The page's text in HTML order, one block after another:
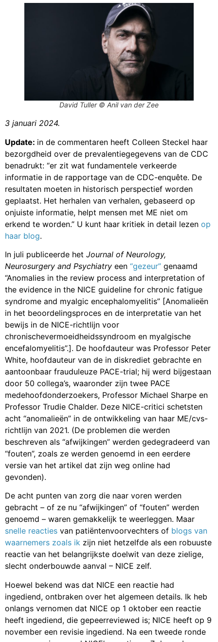
David Tuller © Anil van der Zee
3 januari 2024.
Update: in de commentaren heeft Colleen Steckel haar
bezorgdheid over de prevalentiegegevens van de CDC
benadrukt: “er zit wat fundamentele verkeerde
informatie in de rapportage van de CDC-enquête. De
resultaten moeten in historisch perspectief worden
geplaatst. Het herhalen van verhalen, gebaseerd op
onjuiste informatie, helpt mensen met ME niet om
erkend te worden.” U kunt haar kritiek in detail lezen op
haar blog.
In juli publiceerde het Journal of Neurology,
Neurosurgery and Psychiatry een “gezeur” genaamd
“Anomalies in the review process and interpretation of
the evidence in the NICE guideline for chronic fatigue
syndrome and myalgic encephalomyelitis” [Anomalieën
in het beoordelingsproces en de interpretatie van het
bewijs in de NICE-richtlijn voor
chronischevermoeidheidssyndroom en myalgische
encefalomyelitis”.]. De hoofdauteur was Professor Peter
White, hoofdauteur van de in diskrediet gebrachte en
aantoonbaar frauduleuze PACE-trial; hij werd bijgestaan
door 50 collega’s, waaronder zijn twee PACE
medehoofdonderzoekers, Professor Michael Sharpe en
Professor Trudie Chalder. Deze NICE-critici schetsten
acht “anomalieën” in de ontwikkeling van haar ME/cvs-
richtlijn van 2021. (De problemen die werden
beschreven als “afwijkingen” werden gedegradeerd van
“fouten”, zoals ze werden genoemd in een eerdere
versie van het artikel dat zijn weg online had
gevonden).
De acht punten van zorg die naar voren werden
gebracht – of ze nu “afwijkingen” of “fouten” werden
genoemd – waren gemakkelijk te weerleggen. Maar
snelle reacties van patiëntenvoorvechters of blogs van
waarnemers zoals ik zijn niet hetzelfde als een robuuste
reactie van het belangrijkste doelwit van deze zielige,
slecht onderbouwde aanval – NICE zelf.
Hoewel bekend was dat NICE een reactie had
ingediend, ontbraken over het algemeen details. Ik heb
onlangs vernomen dat NICE op 1 oktober een reactie
heeft ingediend, die gepeerreviewed is; NICE heeft op 9
november een revisie ingediend. Na een tweede ronde